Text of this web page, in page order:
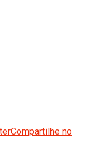
Compartilhe no